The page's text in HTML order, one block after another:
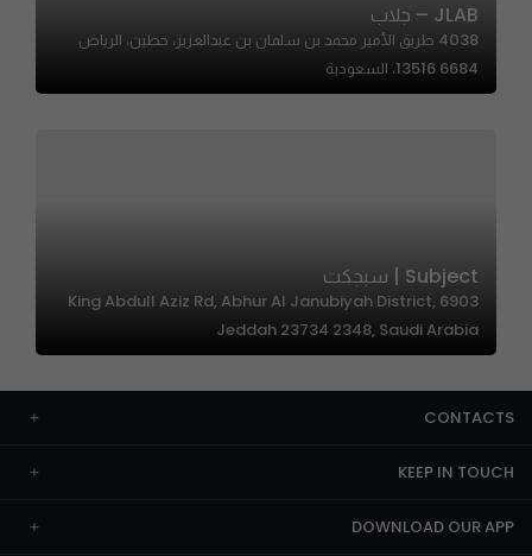
JLAB – جلاب
4038 طريق الأمير محمد بن سلمان بن عبدالعزيز، حطين، الرياض
13516 6684، السعودية
Subject | سبجكت
6903 King Abdull Aziz Rd, Abhur Al Janubiyah District,
Jeddah 23734 2348, Saudi Arabia
CONTACTS
KEEP IN TOUCH
DOWNLOAD OUR APP